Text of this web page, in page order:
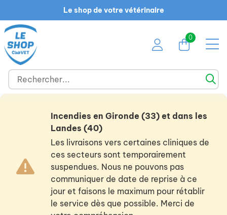
Le shop de votre vétérinaire
0
Incendies en Gironde (33) et dans les
Landes (40)
Les livraisons vers certaines cliniques de
ces secteurs sont temporairement
suspendues. Nous ne pouvons pas
communiquer de date de reprise à ce
jour et faisons le maximum pour rétablir
le service dès que possible. Merci de